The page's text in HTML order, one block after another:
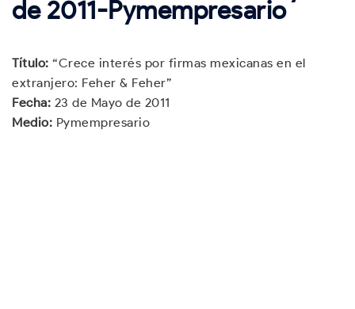
de 2011-Pymempresario
Título: “Crece interés por firmas mexicanas en el
extranjero: Feher & Feher”
Fecha: 23 de Mayo de 2011
Medio: Pymempresario